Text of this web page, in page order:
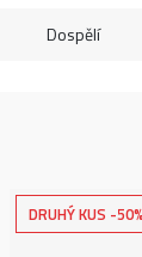
Dospělí
DRUHÝ KUS -50%